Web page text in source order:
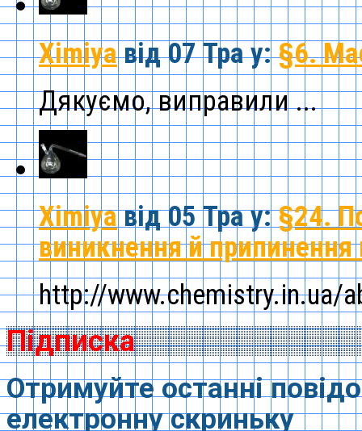
Ximiyaвід 07 Трау:§6.
Дякуємо, виправили ...
Ximiyaвід 05 Трау:§24.
виникнення й припинення
http://www.chemistry.in.ua/
Підписка
Отримуйте останні
електронну скриньку